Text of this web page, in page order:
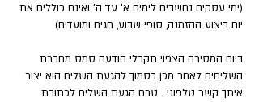
(ימי עסקים נחשבים לימים א' עד ה' ואינם כוללים את
יום ביצוע ההזמנה, סופי שבוע, חגים ומועדים)
ביום המסירה הצפוי תקבלי הודעה סמס מחברת
השליחים לאחר מכן בסמוך להגעת השליח הוא יצור
איתך קשר טלפוני . טרם הגעת השליח לכתובת